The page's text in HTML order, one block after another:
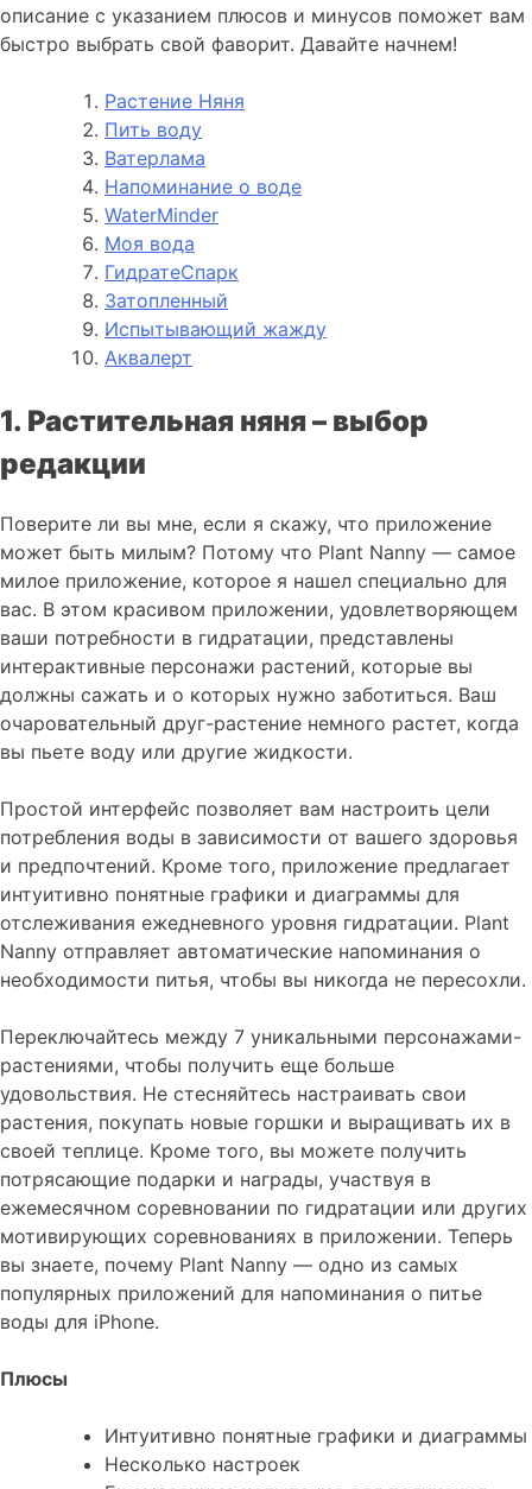
описание с указанием плюсов и минусов поможет вам
быстро выбрать свой фаворит. Давайте начнем!
Растение Няня
Пить воду
Ватерлама
Напоминание о воде
WaterMinder
Моя вода
ГидратеСпарк
Затопленный
Испытывающий жажду
Аквалерт
1. Растительная няня – выбор
редакции
Поверите ли вы мне, если я скажу, что приложение
может быть милым? Потому что Plant Nanny — самое
милое приложение, которое я нашел специально для
вас. В этом красивом приложении, удовлетворяющем
ваши потребности в гидратации, представлены
интерактивные персонажи растений, которые вы
должны сажать и о которых нужно заботиться. Ваш
очаровательный друг-растение немного растет, когда
вы пьете воду или другие жидкости.
Простой интерфейс позволяет вам настроить цели
потребления воды в зависимости от вашего здоровья
и предпочтений. Кроме того, приложение предлагает
интуитивно понятные графики и диаграммы для
отслеживания ежедневного уровня гидратации. Plant
Nanny отправляет автоматические напоминания о
необходимости питья, чтобы вы никогда не пересохли.
Переключайтесь между 7 уникальными персонажами-
растениями, чтобы получить еще больше
удовольствия. Не стесняйтесь настраивать свои
растения, покупать новые горшки и выращивать их в
своей теплице. Кроме того, вы можете получить
потрясающие подарки и награды, участвуя в
ежемесячном соревновании по гидратации или других
мотивирующих соревнованиях в приложении. Теперь
вы знаете, почему Plant Nanny — одно из самых
популярных приложений для напоминания о питье
воды для iPhone.
Плюсы
Интуитивно понятные графики и диаграммы
Несколько настроек